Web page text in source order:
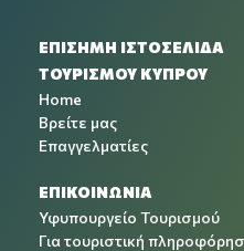
ΕΠΙΣΗΜΗ ΙΣΤΟΣΕΛΙΔΑ
ΤΟΥΡΙΣΜΟΥ ΚΥΠΡΟΥ
Home
Βρείτε μας
Επαγγελματίες
ΕΠΙΚΟΙΝΩΝΙΑ
Υφυπουργείο Τουρισμού
Για τουριστική